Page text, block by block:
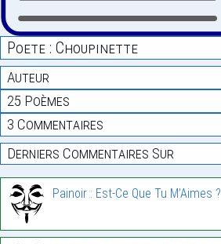
Poete : Choupinette
Auteur
25 Poèmes
3 Commentaires
Derniers Commentaires Sur
Painoir : Est-Ce Que Tu M’Aimes ?